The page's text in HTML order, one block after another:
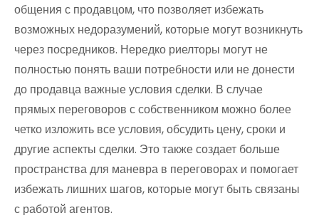
общения с продавцом, что позволяет избежать
возможных недоразумений, которые могут возникнуть
через посредников. Нередко риелторы могут не
полностью понять ваши потребности или не донести
до продавца важные условия сделки. В случае
прямых переговоров с собственником можно более
четко изложить все условия, обсудить цену, сроки и
другие аспекты сделки. Это также создает больше
пространства для маневра в переговорах и помогает
избежать лишних шагов, которые могут быть связаны
с работой агентов.